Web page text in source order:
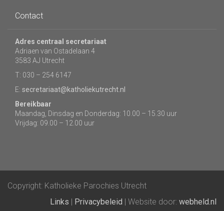
Contact
Adres centraal secretariaat
Adriaen van Ostadelaan 4
3583 AJ Utrecht
T: 030 – 254 6147
E: secretariaat@katholiekutrecht.nl
Bereikbaar
Maandag, Dinsdag en Donderdag: 10.00 – 15.30 uur
Vrijdag: 09.00 – 12.00 uur
Copyright: Katholieke Parochies Utrecht
Links | Privacybeleid | Website door: webheld.nl